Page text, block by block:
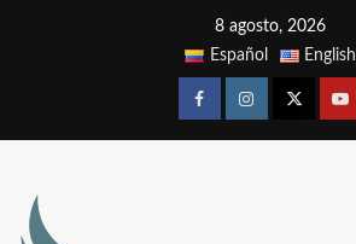
8 agosto, 2026
Español
English